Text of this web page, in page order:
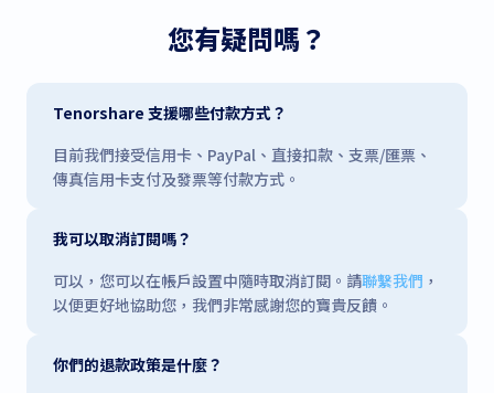
您有疑問嗎？
Tenorshare 支援哪些付款方式？
目前我們接受信用卡、PayPal、直接扣款、支票/匯票、
傳真信用卡支付及發票等付款方式。
我可以取消訂閱嗎？
可以，您可以在帳戶設置中隨時取消訂閱。請聯繫我們 ，
以便更好地協助您，我們非常感謝您的寶貴反饋。
你們的退款政策是什麼？